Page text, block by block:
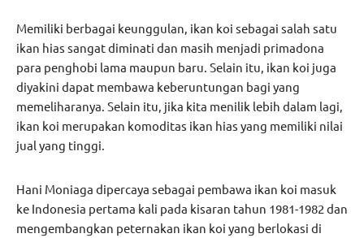
Memiliki berbagai keunggulan, ikan koi sebagai salah satu
ikan hias sangat diminati dan masih menjadi primadona
para penghobi lama maupun baru. Selain itu, ikan koi juga
diyakini dapat membawa keberuntungan bagi yang
memeliharanya. Selain itu, jika kita menilik lebih dalam lagi,
ikan koi merupakan komoditas ikan hias yang memiliki nilai
jual yang tinggi.
Hani Moniaga dipercaya sebagai pembawa ikan koi masuk
ke Indonesia pertama kali pada kisaran tahun 1981-1982 dan
mengembangkan peternakan ikan koi yang berlokasi di